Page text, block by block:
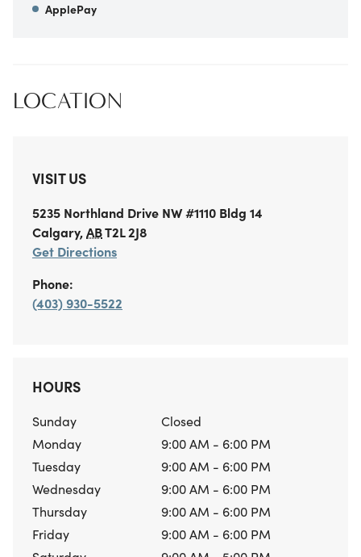
ApplePay
LOCATION
VISIT US
5235 Northland Drive NW #1110 Bldg 14
Calgary,ABT2L 2J8
Get Directions
Phone:
(403) 930-5522
HOURS
Sunday
Closed
Monday
9:00 AM - 6:00 PM
Tuesday
9:00 AM - 6:00 PM
Wednesday
9:00 AM - 6:00 PM
Thursday
9:00 AM - 6:00 PM
Friday
9:00 AM - 6:00 PM